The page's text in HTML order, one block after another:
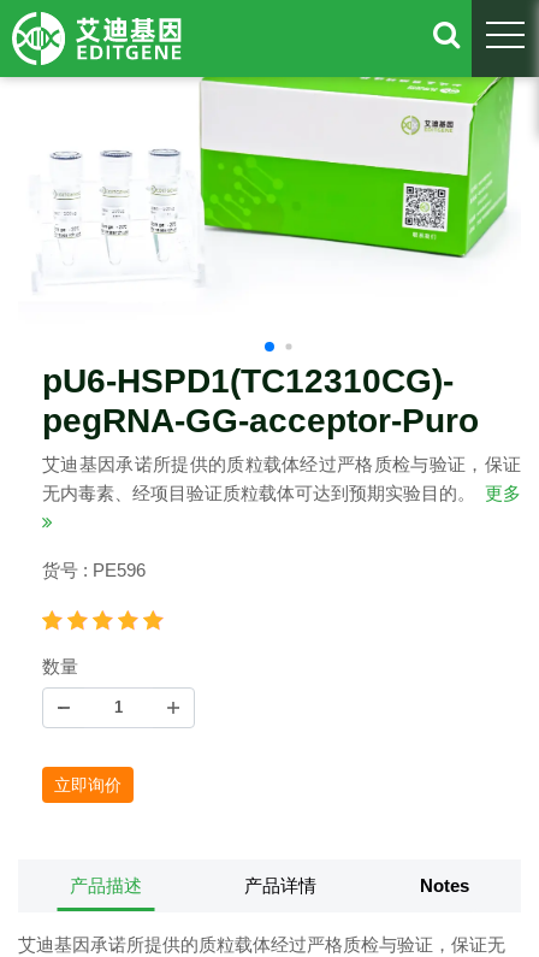
pU6-HSPD1(TC12310CG)-
pegRNA-GG-acceptor-Puro
艾迪基因承诺所提供的质粒载体经过严格质检与验证，保证
无内毒素、经项目验证质粒载体可达到预期实验目的。
更多
货号 : PE596
数量
立即询价
产品描述 产品详情 Notes
艾迪基因承诺所提供的质粒载体经过严格质检与验证，保证无